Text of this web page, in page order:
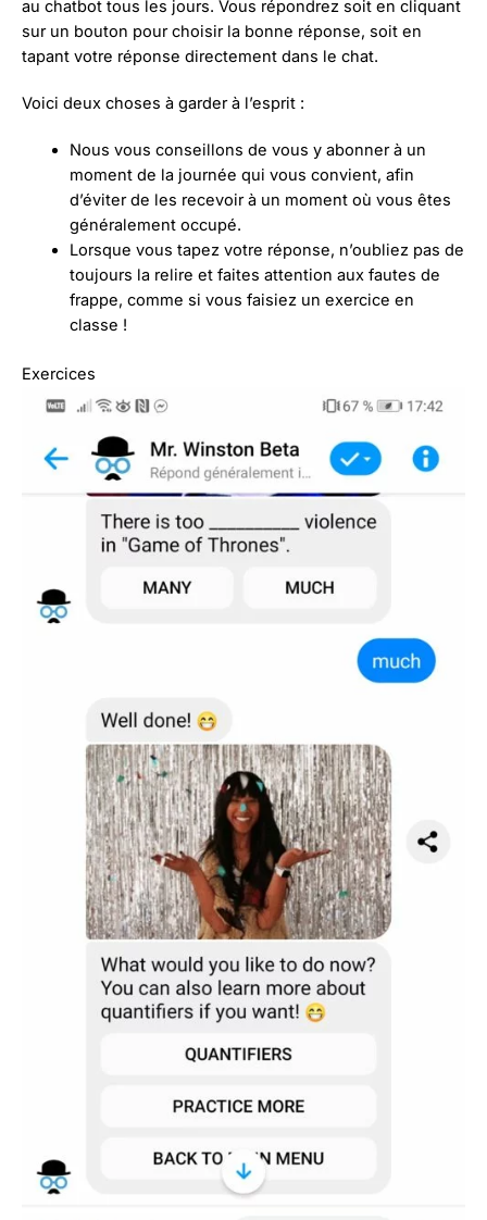
au chatbot tous les jours. Vous répondrez soit en cliquant
sur un bouton pour choisir la bonne réponse, soit en
tapant votre réponse directement dans le chat.
Voici deux choses à garder à l’esprit :
Nous vous conseillons de vous y abonner à un
moment de la journée qui vous convient, afin
d’éviter de les recevoir à un moment où vous êtes
généralement occupé.
Lorsque vous tapez votre réponse, n’oubliez pas de
toujours la relire et faites attention aux fautes de
frappe, comme si vous faisiez un exercice en
classe !
Exercices